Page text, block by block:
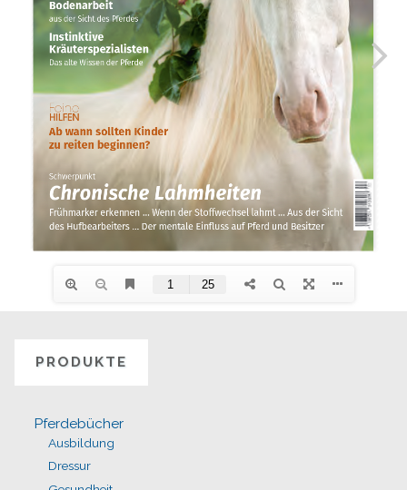
PRODUKTE
Pferdebücher
Ausbildung
Dressur